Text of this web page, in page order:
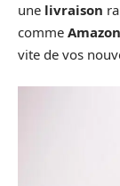
une livraison
comme Amazon
vite de vos